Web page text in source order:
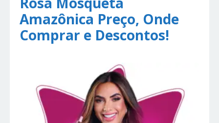
Amazônica Preço, Onde
Comprar e Descontos!